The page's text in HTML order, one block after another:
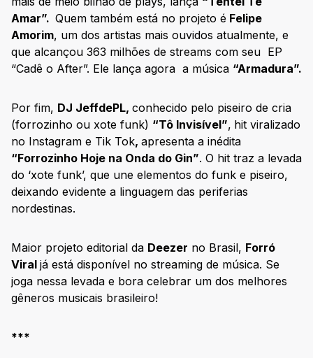
Amar”. Quem também está no projeto é Felipe
Amorim, um dos artistas mais ouvidos atualmente, e
que alcançou 363 milhões de streams com seu EP
“Cadê o After”. Ele lança agora a música “Armadura”.
Por fim, DJ JeffdePL, conhecido pelo piseiro de cria
(forrozinho ou xote funk) “Tô Invisível”, hit viralizado
no Instagram e Tik Tok, apresenta a inédita
“Forrozinho Hoje na Onda do Gin”. O hit traz a levada
do ‘xote funk’, que une elementos do funk e piseiro,
deixando evidente a linguagem das periferias
nordestinas.
Maior projeto editorial da Deezer no Brasil, Forró
Viral já está disponível no streaming de música. Se
joga nessa levada e bora celebrar um dos melhores
gêneros musicais brasileiro!
***